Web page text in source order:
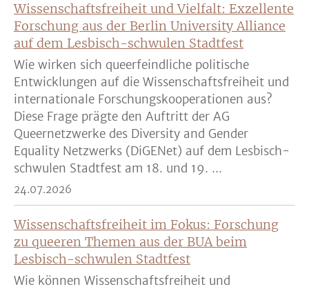
Wissenschaftsfreiheit und Vielfalt: Exzellente
Forschung aus der Berlin University Alliance
auf dem Lesbisch-schwulen Stadtfest
Wie wirken sich queerfeindliche politische
Entwicklungen auf die Wissenschaftsfreiheit und
internationale Forschungskooperationen aus?
Diese Frage prägte den Auftritt der AG
Queernetzwerke des Diversity and Gender
Equality Netzwerks (DiGENet) auf dem Lesbisch-
schwulen Stadtfest am 18. und 19. ...
24.07.2026
Wissenschaftsfreiheit im Fokus: Forschung
zu queeren Themen aus der BUA beim
Lesbisch-schwulen Stadtfest
Wie können Wissenschaftsfreiheit und